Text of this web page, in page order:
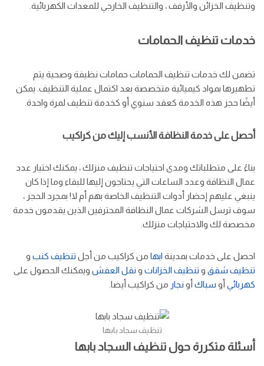
وتنظيف الخزائن والأرفف ، والتنظيف الخارجي للمعدات الكهربائية.
خدمات تنظيف الحمامات
تضمن لك خدمات تنظيف الحمامات حمامات نظيفة وصحية يتم
تطهيرها بمواد كيميائية متخصصة بعد اكتمال عملية التنظيف. يمكن
أيضًا حجز هذه الخدمة كعقد سنوي أو كخدمة تنظيف لمرة واحدة.
أحصل على خدمة النظافة الأنسب إليك من كراكيب
بناءً على متطلباتك ومدى احتياجات تنظيف منزلك ، يمكنك اختيار عدد
عمال النظافة وعدد الساعات التي يحتاجون إليها للبقاء وما إذا كان
ينبغي عليهم إحضار أدوات التنظيف الخاصة بهم أم لا! بمجرد الحجز ،
سوف ترسل الشركات عمال النظافة المحترفين الذين يقدمون خدمة
مخصصة لك والاحتياجات منزلك.
احصل على خدمات بمدينة ابها من كراكيب من أجل تنظيف كنب و
تنظيف شقق و تنظيف الخزانات و نقل العفش ويمكنك الحصول على
كهربائي أو سباك أو نجار من كراكيب أيضا.
تنظيف سجاد بابها
أسئلة متكررة حول تنظيف السجاد بابها